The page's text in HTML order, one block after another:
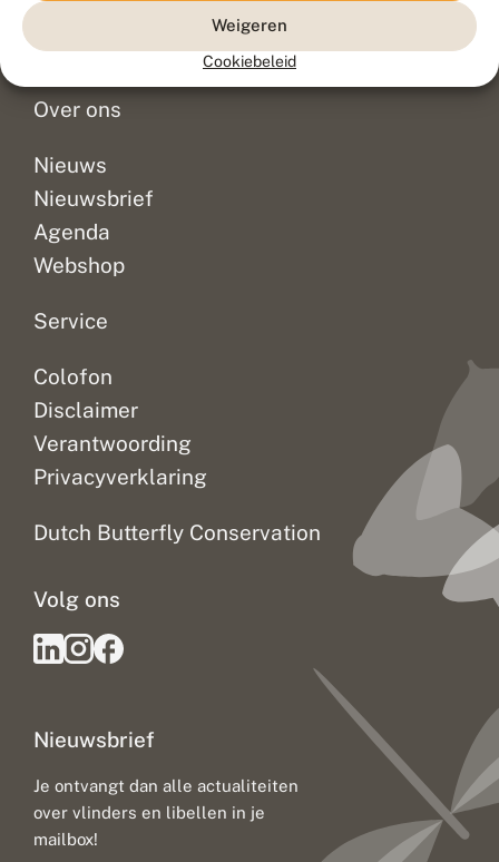
Weigeren
Cookiebeleid
Doneer
Over ons
Nieuws
Nieuwsbrief
Agenda
Webshop
Service
Colofon
Disclaimer
Verantwoording
Privacyverklaring
Dutch Butterfly Conservation
Nieuwsbrief
Je ontvangt dan alle actualiteiten
over vlinders en libellen in je
mailbox!
Volg ons